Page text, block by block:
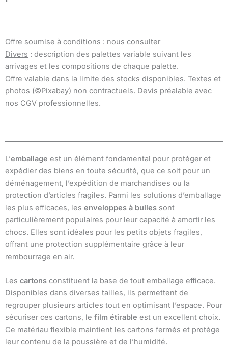
Offre soumise à conditions : nous consulter
Divers : description des palettes variable suivant les
arrivages et les compositions de chaque palette.
Offre valable dans la limite des stocks disponibles. Textes et
photos (©Pixabay) non contractuels. Devis préalable avec
nos CGV professionnelles.
L’emballage est un élément fondamental pour protéger et
expédier des biens en toute sécurité, que ce soit pour un
déménagement, l’expédition de marchandises ou la
protection d’articles fragiles. Parmi les solutions d’emballage
les plus efficaces, les enveloppes à bulles sont
particulièrement populaires pour leur capacité à amortir les
chocs. Elles sont idéales pour les petits objets fragiles,
offrant une protection supplémentaire grâce à leur
rembourrage en air.
Les cartons constituent la base de tout emballage efficace.
Disponibles dans diverses tailles, ils permettent de
regrouper plusieurs articles tout en optimisant l’espace. Pour
sécuriser ces cartons, le film étirable est un excellent choix.
Ce matériau flexible maintient les cartons fermés et protège
leur contenu de la poussière et de l’humidité.